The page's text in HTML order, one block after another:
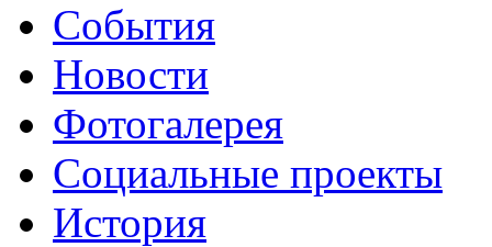
События
Новости
Фотогалерея
Социальные проекты
История